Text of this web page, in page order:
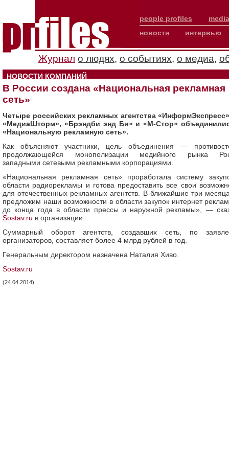
people profiles
новости
интервью
Журнал о людях, о событиях, о медиа,
НОВОСТИ КОМПАНИЙ
В России создана «Национальная рекламная
сеть»
Четыре российских рекламных агентства
«МедиаШторм», «Брэндби энд Би» и «М-Стор»
«Национальную рекламную сеть».
Как объясняют участники, цель объединения —
продолжающейся монополизации медийного рынка
западными сетевыми рекламными корпорациями.
«Национальная рекламная сеть» проработала систему
области радиорекламы и готова предоставить все свои
для отечественных рекламных агентств. В ближайшие три
предложим наши возможности в области закупок интернет
до конца года в области прессы и наружной рекламы», —
Sostav.ru в организации.
Суммарный оборот агентств, создавших сеть, по
организаторов, составляет более 4 млрд рублей в год.
Генеральным директором назначена Наталия Хиво.
Sostav.ru
(24.04.2014)